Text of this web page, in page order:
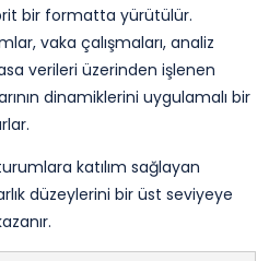
bir formatta yürütülür.
vaka çalışmaları, analiz
verileri üzerinden işlenen
dinamiklerini uygulamalı bir
katılım sağlayan
düzeylerini bir üst seviyeye